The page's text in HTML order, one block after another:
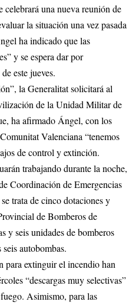
celebrará una nueva reunión de
la situación una vez pasada
ha indicado que las
y se espera dar por
este jueves.
la Generalitat solicitará al
de la Unidad Militar de
ha afirmado Ángel, con los
Valenciana “tenemos
de control y extinción.
trabajando durante la noche,
Coordinación de Emergencias
trata de cinco dotaciones y
de Bomberos de
y seis unidades de bomberos
autobombas.
para extinguir el incendio han
“descargas muy selectivas”
Asimismo, para las